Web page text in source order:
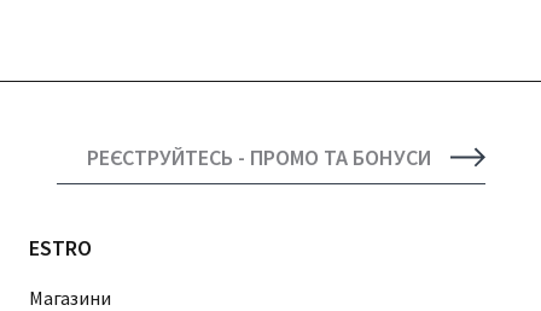
РЕЄСТРУЙТЕСЬ - ПРОМО ТА БОНУСИ
ESTRO
Магазини